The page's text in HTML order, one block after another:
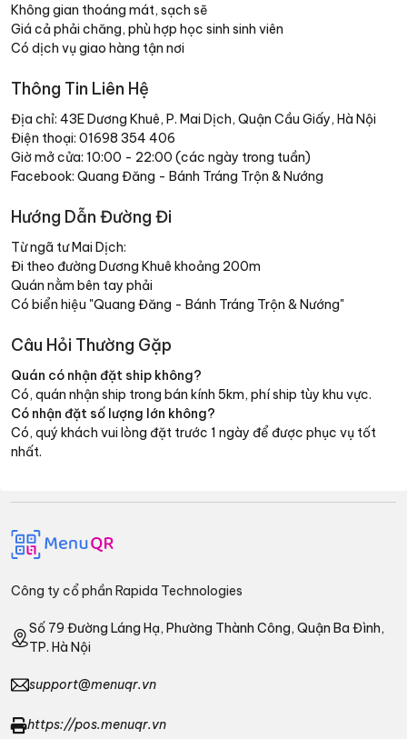
Không gian thoáng mát, sạch sẽ
Giá cả phải chăng, phù hợp học sinh sinh viên
Có dịch vụ giao hàng tận nơi
Thông Tin Liên Hệ
Địa chỉ: 43E Dương Khuê, P. Mai Dịch, Quận Cầu Giấy, Hà Nội
Điện thoại: 01698 354 406
Giờ mở cửa: 10:00 - 22:00 (các ngày trong tuần)
Facebook: Quang Đăng - Bánh Tráng Trộn & Nướng
Hướng Dẫn Đường Đi
Từ ngã tư Mai Dịch:
Đi theo đường Dương Khuê khoảng 200m
Quán nằm bên tay phải
Có biển hiệu "Quang Đăng - Bánh Tráng Trộn & Nướng"
Câu Hỏi Thường Gặp
Quán có nhận đặt ship không?
Có, quán nhận ship trong bán kính 5km, phí ship tùy khu vực.
Có nhận đặt số lượng lớn không?
Có, quý khách vui lòng đặt trước 1 ngày để được phục vụ tốt
nhất.
Công ty cổ phần Rapida Technologies
Số 79 Đường Láng Hạ, Phường Thành Công, Quận Ba Đình,
TP. Hà Nội
support@menuqr.vn
https://pos.menuqr.vn